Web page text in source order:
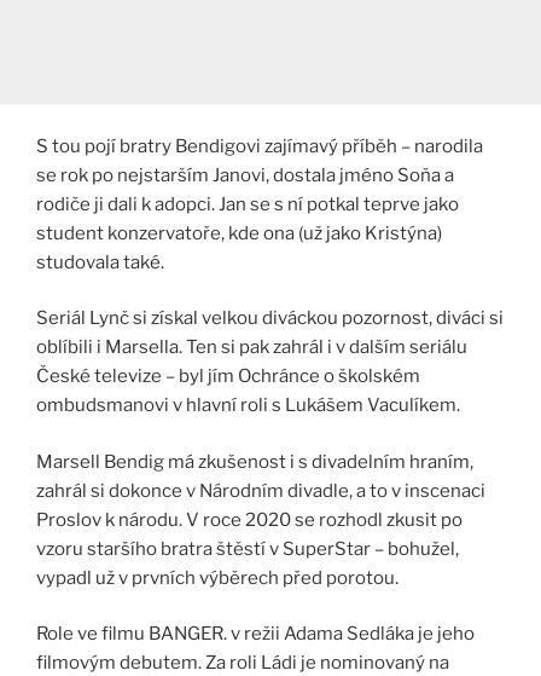
S tou pojí bratry Bendigovi zajímavý příběh – narodila
se rok po nejstarším Janovi, dostala jméno Soňa a
rodiče ji dali k adopci. Jan se s ní potkal teprve jako
student konzervatoře, kde ona (už jako Kristýna)
studovala také.
Seriál Lynč si získal velkou diváckou pozornost, diváci si
oblíbili i Marsella. Ten si pak zahrál i v dalším seriálu
České televize – byl jím Ochránce o školském
ombudsmanovi v hlavní roli s Lukášem Vaculíkem.
Marsell Bendig má zkušenost i s divadelním hraním,
zahrál si dokonce v Národním divadle, a to v inscenaci
Proslov k národu. V roce 2020 se rozhodl zkusit po
vzoru staršího bratra štěstí v SuperStar – bohužel,
vypadl už v prvních výběrech před porotou.
Role ve filmu BANGER. v režii Adama Sedláka je jeho
filmovým debutem. Za roli Ládi je nominovaný na